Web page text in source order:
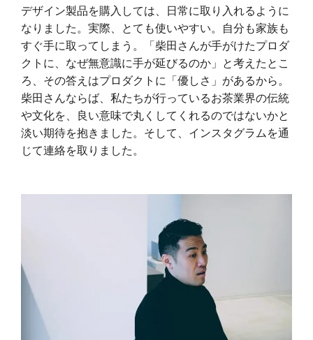
デザイン製品を購入しては、日常に取り入れるように
なりました。実際、とても使いやすい。自分も家族も
すぐ手に取ってしまう。「柴田さんが手がけたプロダ
クトに、なぜ無意識に手が延びるのか」と考えたとこ
ろ、その答えはプロダクトに「優しさ」があるから。
柴田さんならば、私たちが行っているお茶業界の伝統
や文化を、良い意味で丸くしてくれるのではないかと
淡い期待を抱きました。そして、インスタグラムを通
じて連絡を取りました。